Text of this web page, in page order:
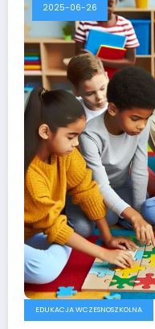
2025-06-26
EDUKACJA WCZESNOSZKOLNA